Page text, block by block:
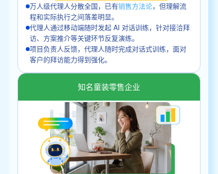
万人级代理人分散全国，已有销售方法论，但理解流
程和实际执行之间落差明显。
代理人通过移动端随时发起 AI 对话训练，针对接洽拜
访、方案推介等关键环节反复演练。
项目负责人反馈，代理人随时完成对话式训练，面对
客户的拜访能力得到强化。
知名童装零售企业